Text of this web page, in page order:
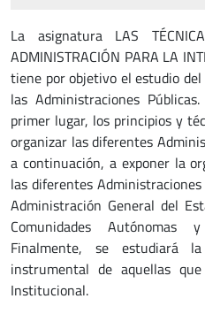
La asignatura LAS
ADMINISTRACIÓN PARA LA
tiene por objetivo el estudio
las Administraciones
primer lugar, los principios y
organizar las diferentes
a continuación, a exponer la
las diferentes
Administración General del
Comunidades
Finalmente, se estudiará
instrumental de aquellas
Institucional.